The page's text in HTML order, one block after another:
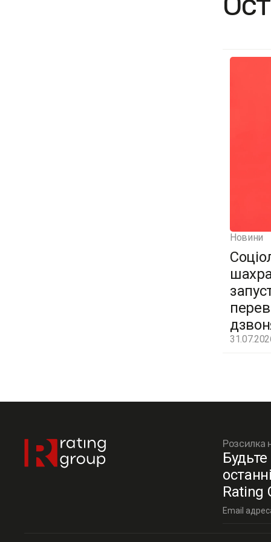
Новини
Розсилка
Будьте
Rating